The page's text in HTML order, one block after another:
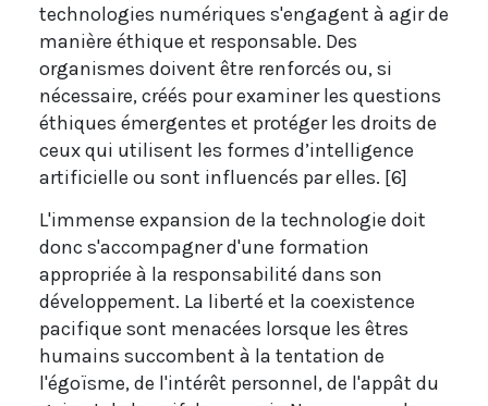
technologies numériques s'engagent à agir de
manière éthique et responsable. Des
organismes doivent être renforcés ou, si
nécessaire, créés pour examiner les questions
éthiques émergentes et protéger les droits de
ceux qui utilisent les formes d’intelligence
artificielle ou sont influencés par elles. [6]
L'immense expansion de la technologie doit
donc s'accompagner d'une formation
appropriée à la responsabilité dans son
développement. La liberté et la coexistence
pacifique sont menacées lorsque les êtres
humains succombent à la tentation de
l'égoïsme, de l'intérêt personnel, de l'appât du